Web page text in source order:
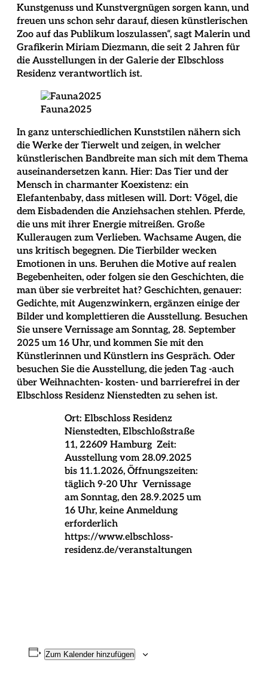
Kunstgenuss und Kunstvergnügen sorgen kann, und
freuen uns schon sehr darauf, diesen künstlerischen
Zoo auf das Publikum loszulassen“, sagt Malerin und
Grafikerin Miriam Diezmann, die seit 2 Jahren für
die Ausstellungen in der Galerie der Elbschloss
Residenz verantwortlich ist.
Fauna2025
In ganz unterschiedlichen Kunststilen nähern sich
die Werke der Tierwelt und zeigen, in welcher
künstlerischen Bandbreite man sich mit dem Thema
auseinandersetzen kann. Hier: Das Tier und der
Mensch in charmanter Koexistenz: ein
Elefantenbaby, dass mitlesen will. Dort: Vögel, die
dem Eisbadenden die Anziehsachen stehlen. Pferde,
die uns mit ihrer Energie mitreißen. Große
Kulleraugen zum Verlieben. Wachsame Augen, die
uns kritisch begegnen. Die Tierbilder wecken
Emotionen in uns. Beruhen die Motive auf realen
Begebenheiten, oder folgen sie den Geschichten, die
man über sie verbreitet hat? Geschichten, genauer:
Gedichte, mit Augenzwinkern, ergänzen einige der
Bilder und komplettieren die Ausstellung. Besuchen
Sie unsere Vernissage am Sonntag, 28. September
2025 um 16 Uhr, und kommen Sie mit den
Künstlerinnen und Künstlern ins Gespräch. Oder
besuchen Sie die Ausstellung, die jeden Tag -auch
über Weihnachten- kosten- und barrierefrei in der
Elbschloss Residenz Nienstedten zu sehen ist.
Ort: Elbschloss Residenz
Nienstedten, Elbschloßstraße
11, 22609 Hamburg Zeit:
Ausstellung vom 28.09.2025
bis 11.1.2026, Öffnungszeiten:
täglich 9-20 Uhr Vernissage
am Sonntag, den 28.9.2025 um
16 Uhr, keine Anmeldung
erforderlich
https://www.elbschloss-
residenz.de/veranstaltungen
Zum Kalender hinzufügen